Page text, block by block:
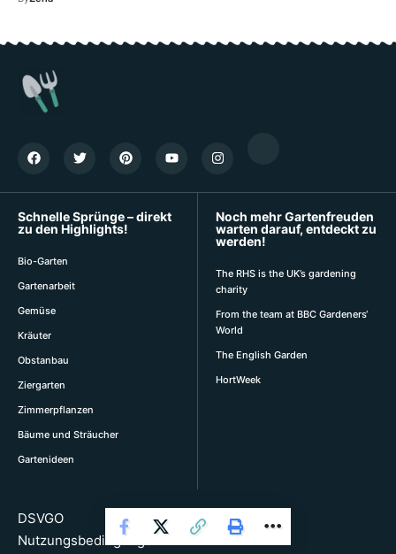
Schnelle Sprünge – direkt
zu den Highlights!
Bio-Garten
Gartenarbeit
Gemüse
Kräuter
Obstanbau
Ziergarten
Zimmerpflanzen
Bäume und Sträucher
Gartenideen
Noch mehr Gartenfreuden
warten darauf, entdeckt zu
werden!
The RHS is the UK’s gardening
charity
From the team at BBC Gardeners‘
World
The English Garden
HortWeek
DSVGO
Nutzungsbedingungen